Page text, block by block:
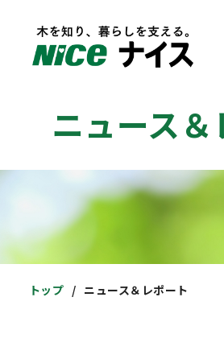
ニュース
トップ ニュース＆レポート